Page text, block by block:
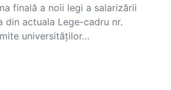
finală a noii legi a salarizării
din actuala Lege-cadru nr.
universităților…